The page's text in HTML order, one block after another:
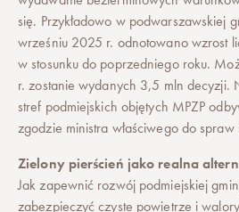
się. Przykładowo w podwarszawskiej
wrześniu 2025 r. odnotowano wzrost
w stosunku do poprzedniego roku.
r. zostanie wydanych 3,5 mln decyzji.
stref podmiejskich objętych MPZP
zgodzie ministra właściwego do
Zielony pierścień jako realna
Jak zapewnić rozwój podmiejskiej
zabezpieczyć czyste powietrze i